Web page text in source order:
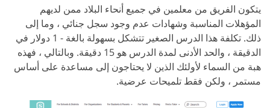
يتكون الفريق من معلمين في جميع أنحاء البلاد ممن لديهم
المؤهلات المناسبة وشهادات عدم وجود سجل جنائي ، وما إلى
ذلك. تكلفة هذا الدرس الصغير تتشكل بسهولة بالغة - 1 دولار في
الدقيقة ، والحد الأدنى لمدة الدرس هو 15 دقيقة. وبالتالي ، فهذه
هبة من السماء لأولئك الذين لا يحتاجون إلى مساعدة على أساس
مستمر ، ولكن فقط تلميحات عرضية.